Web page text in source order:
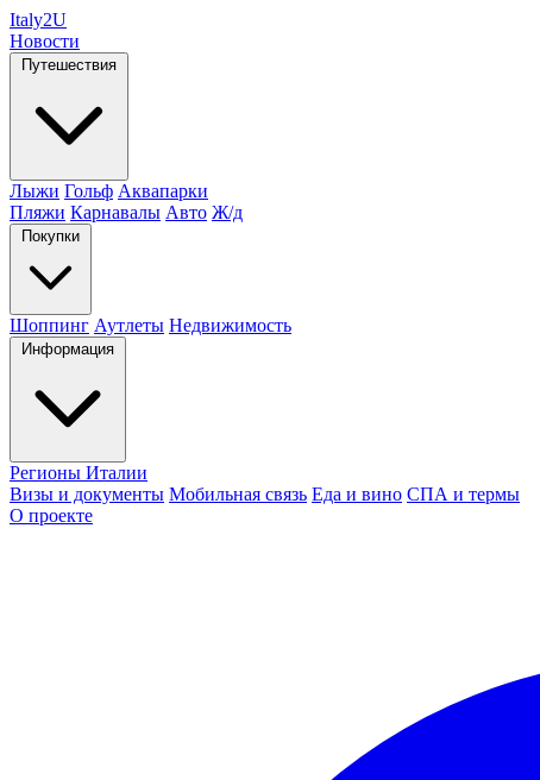
Italy2U
Новости
Путешествия
Лыжи Гольф Аквапарки
Пляжи Карнавалы Авто Ж/д
Покупки
Шоппинг Аутлеты Недвижимость
Информация
Регионы Италии
Визы и документы Мобильная связь Еда и вино СПА и термы
О проекте